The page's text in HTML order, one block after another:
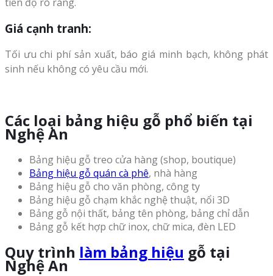
Giá cạnh tranh:
Tối ưu chi phí sản xuất, báo giá minh bạch, không phát
sinh nếu không có yêu cầu mới.
Các loại bảng hiệu gỗ phổ biến tại
Nghệ An
Bảng hiệu gỗ treo cửa hàng (shop, boutique)
Bảng hiệu gỗ quán cà phê, nhà hàng
Bảng hiệu gỗ cho văn phòng, công ty
Bảng hiệu gỗ chạm khắc nghệ thuật, nổi 3D
Bảng gỗ nội thất, bảng tên phòng, bảng chỉ dẫn
Bảng gỗ kết hợp chữ inox, chữ mica, đèn LED
Quy trình làm bảng hiệu gỗ tại
Nghệ An